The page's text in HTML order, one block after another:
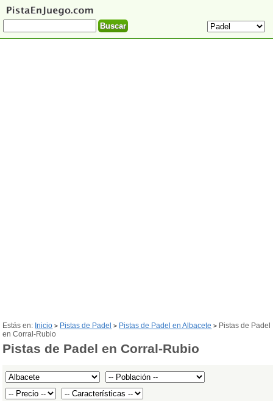
Estás en: Inicio > Pistas de Padel > Pistas de Padel en Albacete > Pistas de Padel
en Corral-Rubio
Pistas de Padel en Corral-Rubio